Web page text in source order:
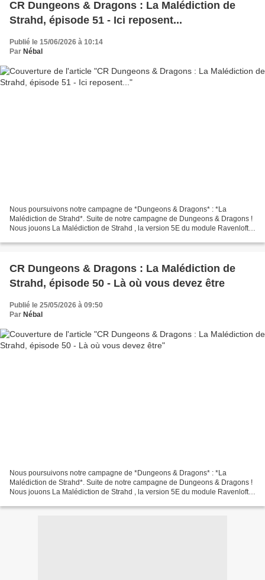
CR Dungeons & Dragons : La Malédiction de
Strahd, épisode 51 - Ici reposent...
Publié le 15/06/2026 à 10:14
Par Nébal
Nous poursuivons notre campagne de *Dungeons & Dragons* : *La
Malédiction de Strahd*. Suite de notre campagne de Dungeons & Dragons !
Nous jouons La Malédiction de Strahd , la version 5E du module Ravenloft…
CR Dungeons & Dragons : La Malédiction de
Strahd, épisode 50 - Là où vous devez être
Publié le 25/05/2026 à 09:50
Par Nébal
Nous poursuivons notre campagne de *Dungeons & Dragons* : *La
Malédiction de Strahd*. Suite de notre campagne de Dungeons & Dragons !
Nous jouons La Malédiction de Strahd , la version 5E du module Ravenloft…